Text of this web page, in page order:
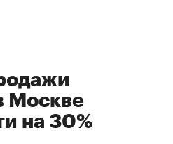
Москве
на 30%